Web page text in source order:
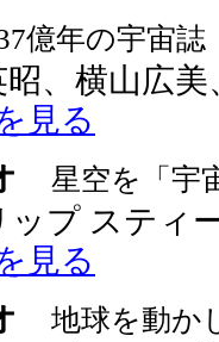
億年の宇宙誌
昭、横山広美
見る
星空を「宇
ップ スティ
見る
地球を動か